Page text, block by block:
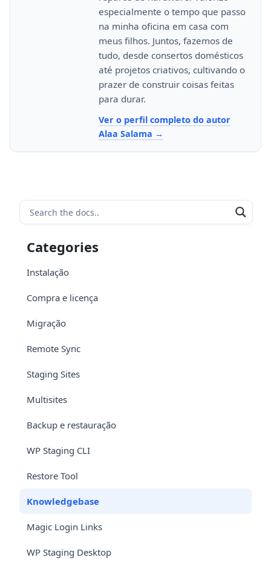
especialmente o tempo que passo
na minha oficina em casa com
meus filhos. Juntos, fazemos de
tudo, desde consertos domésticos
até projetos criativos, cultivando o
prazer de construir coisas feitas
para durar.
Ver o perfil completo do autor
Alaa Salama
Categories
Instalação
Compra e licença
Migração
Remote Sync
Staging Sites
Multisites
Backup e restauração
WP Staging CLI
Restore Tool
Knowledgebase
Magic Login Links
WP Staging Desktop